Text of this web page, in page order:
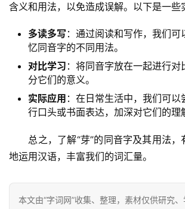
字
含义和用法，以免造成误解。以下是一些
多读多写 ：通过阅读和写作，我们
忆同音字的不同用法。
对比学习 ：将同音字放在一起进行对
分它们的意义。
实际应用 ：在日常生活中，我们可
行口头或书面表达，加深对它们的理
总之，了解“芽”的同音字及其用法，
地运用汉语，丰富我们的词汇量。
本文由“字词网”收集、整理，素材仅供研究